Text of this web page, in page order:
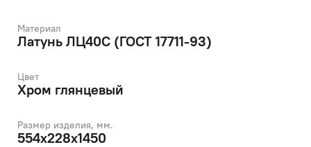
Материал
Латунь ЛЦ40C (ГОСТ 17711-93)
Цвет
Хром глянцевый
Размер изделия, мм.
554х228х1450